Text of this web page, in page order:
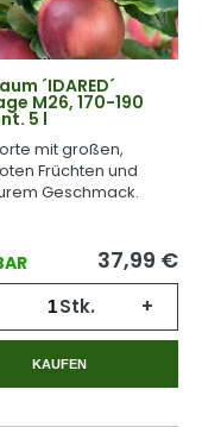
´IDARED´
M26, 170-190
5 l
mit großen,
Früchten und
Geschmack.
37,99 €
Stk. +
KAUFEN